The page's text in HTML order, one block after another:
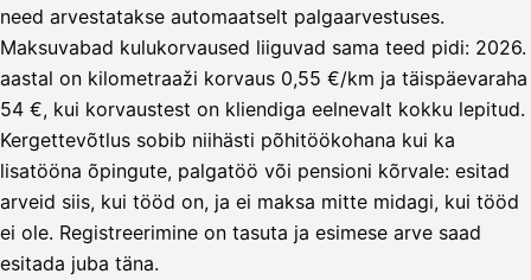
need arvestatakse automaatselt palgaarvestuses.
Maksuvabad kulukorvaused liiguvad sama teed pidi: 2026.
aastal on kilometraaži korvaus 0,55 €/km ja täispäevaraha
54 €, kui korvaustest on kliendiga eelnevalt kokku lepitud.
Kergettevõtlus sobib niihästi põhitöökohana kui ka
lisatööna õpingute, palgatöö või pensioni kõrvale: esitad
arveid siis, kui tööd on, ja ei maksa mitte midagi, kui tööd
ei ole. Registreerimine on tasuta ja esimese arve saad
esitada juba täna.
Lähetä
lasku